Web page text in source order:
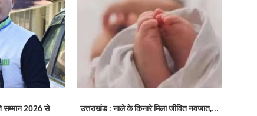
सम्मान 2026 से
उत्तराखंड : नाले के किनारे मिला जीवित नवजात,...